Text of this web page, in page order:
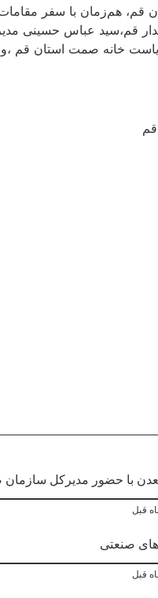
کشوری و استانی، نیروگاه خورشیدی
قم،سید عباس حسینی
خانه صمت استان قم
با حضور مدیرکل
صنعتی